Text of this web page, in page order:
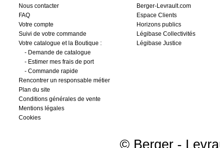
Nous contacter
FAQ
Votre compte
Suivi de votre commande
Votre catalogue et la Boutique :
- Demande de catalogue
- Estimer mes frais de port
- Commande rapide
Rencontrer un responsable métier
Plan du site
Conditions générales de vente
Mentions légales
Cookies
Berger-Levrault.com
Espace Clients
Horizons publics
Légibase Collectivités
Légibase Justice
© Berger -